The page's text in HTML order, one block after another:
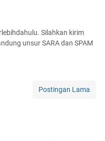
Silahkan kirim
unsur SARA dan SPAM
Postingan Lama